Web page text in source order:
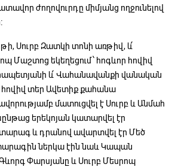
ժողովուրդը միմյանց ողջունելով
Սուրբ Զատկի տոնի առթիվ, և՛
Մաշտոց եկեղեցում՝ հոգևոր հովիվ
և՛ Վահանավանքի վանական
հովիվ տեր Ավետիք քահանա
մատուցվել է Սուրբ և Անմահ
երեկոյան կատարվել էր
և դրանով ավարտվել էր Մեծ
ներկա էին նաև Կապան
Փարսյանը և Սուրբ Մեսրոպ